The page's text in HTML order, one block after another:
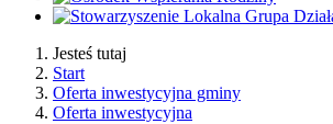
Jesteś tutaj
Start
Oferta inwestycyjna gminy
Oferta inwestycyjna